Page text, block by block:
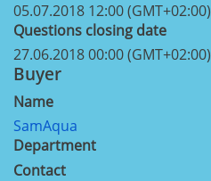
05.07.2018 12:00 (GMT+02:00)
Questions closing date
27.06.2018 00:00 (GMT+02:00)
Buyer
Name
SamAqua
Department
Contact